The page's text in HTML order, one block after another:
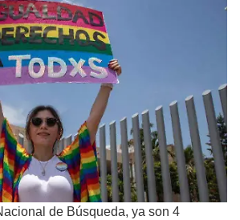
de Búsqueda, ya son 4